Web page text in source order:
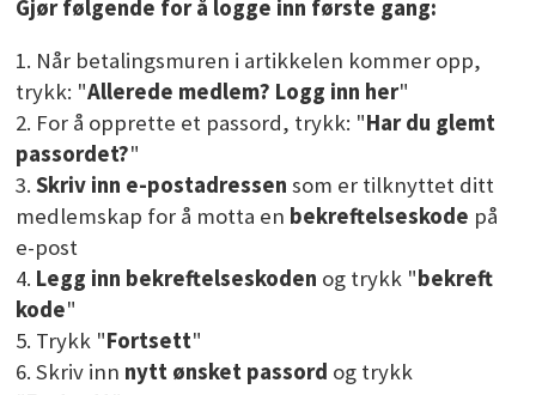
nemitek.no
for
tilgang
til
innhold
merket
Gjør følgende for å logge inn første gang:
1. Når betalingsmuren i artikkelen kommer opp,
trykk: "Allerede medlem? Logg inn her"
2. For å opprette et passord, trykk: "Har du glemt
passordet?"
3.Skriv inn e-postadressen som er tilknyttet ditt
medlemskap for å motta en bekreftelseskode på
e-post
4. Legg inn bekreftelseskoden og trykk "bekreft
kode"
5. Trykk "Fortsett"
6. Skriv inn nytt ønsket passord og trykk